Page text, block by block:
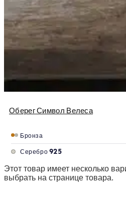
Оберег Символ Велеса
Бронза
Серебро 925
Этот товар имеет несколько
выбрать на странице товара.